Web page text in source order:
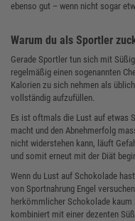
ebenso gut – wenn nicht sogar
Warum du als Sportler
Gerade Sportler tun sich mit
regelmäßig einen sogenannten
Kalorien zu sich nehmen als
vollständig aufzufüllen.
Es ist oftmals die Lust auf etwas
macht und den Abnehmerfolg
nicht widerstehen kann, läuft
und somit erneut mit der Diät
Wenn du Lust auf Schokolade
von Sportnahrung Engel
herkömmlicher Schokolade
kombiniert mit einer dezenten